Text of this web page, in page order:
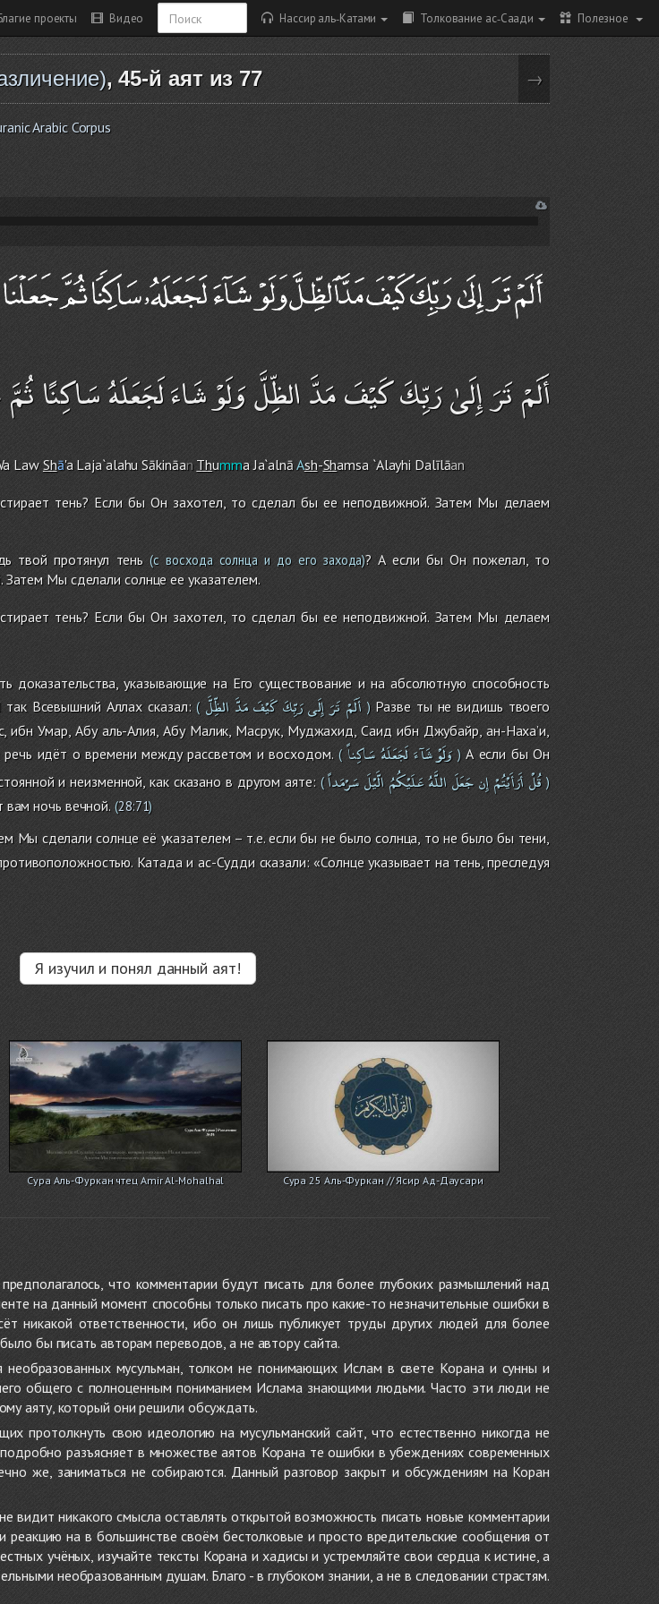
проекты Видео Нассир аль-Катами Толкование ас-Саади Полезное
, 45-й аят из 77 →
Arabic Corpus
أَلَمْ تَرَ إِلَىٰ رَبِّكَ كَيْفَ مَدَّ الظِّلَّ وَلَوْ شَاءَ لَجَعَلَهُ سَاكِنًا
LawShā'a Laja`alahu Sākināan Thumma Ja`alnāAsh-Shamsa `Alayhi Dalīlāan
тень? Если бы Он захотел, то сделал бы ее неподвижной. Затем Мы делаем
твой протянул тень (с восхода солнца и до его захода)? А если бы Он пожелал, то
Мы сделали солнце ее указателем.
тень? Если бы Он захотел, то сделал бы ее неподвижной. Затем Мы делаем
доказательства, указывающие на Его существование и на абсолютную способность
Всевышний Аллах сказал:( أَلَمْ تَرَإِلَىرَبِّكَ كَيْفَمَدَّ الظِّلَّ )Разве ты не видишь твоего
ибн Умар, Абу аль-Алия, Абу Малик, Масрук, Муджахид, Саид ибн Джубайр, ан-Наха’и,
идёт о времени между рассветом и восходом. ( وَلَوْشَآءَلَجَعَلَهُسَاكِناً )А если бы Он
и неизменной, как сказано в другом аяте:( قُلْأَرَأَيْتُمْإِنجَعَلَاللَّهُعَلَيْكُمُالَّيْلَسَرْمَداً )
ночь вечной. (28:71)
Мы сделали солнце её указателем – т.е. если бы не было солнца, то не было бы тени,
Катада и ас-Судди сказали: «Солнце указывает на тень, преследуя
Я изучил и понял данный аят!
Сура Аль-Фуркан чтец Amir Al-Mohalhal Сура 25 Аль-Фуркан // Ясир Ад-Даусари
что комментарии будут писать для более глубоких размышлений над
на данный момент способны только писать про какие-то незначительные ошибки в
никакой ответственности, ибо он лишь публикует труды других людей для более
бы писать авторам переводов, а не автору сайта.
мусульман, толком не понимающих Ислам в свете Корана и сунны и
общего с полноценным пониманием Ислама знающими людьми. Часто эти люди не
аяту, который они решили обсуждать.
протолкнуть свою идеологию на мусульманский сайт, что естественно никогда не
разъясняет в множестве аятов Корана те ошибки в убеждениях современных
же, заниматься не собираются. Данный разговор закрыт и обсуждениям на Коран
никакого смысла оставлять открытой возможность писать новые комментарии
на в большинстве своём бестолковые и просто вредительские сообщения от
учёных, изучайте тексты Корана и хадисы и устремляйте свои сердца к истине, а
необразованным душам. Благо - в глубоком знании, а не в следовании страстям.